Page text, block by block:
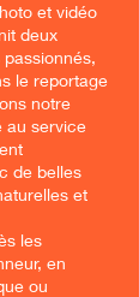
et vidéo
deux
le reportage
notre
au service
de belles
et
les
en
ou